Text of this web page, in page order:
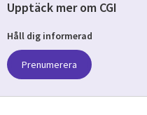
Upptäck mer om CGI
Håll dig informerad
Prenumerera